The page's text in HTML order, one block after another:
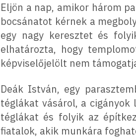
Eljön a nap, amikor három
bocsánatot kérnek a
egy nagy keresztet és
elhatározta, hogy
képviselőjelölt nem
Deák István, egy
téglákat vásárol, a
téglákat és folyik az
fiatalok, akik munkára